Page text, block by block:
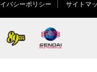
バシーポリシー サイトマ